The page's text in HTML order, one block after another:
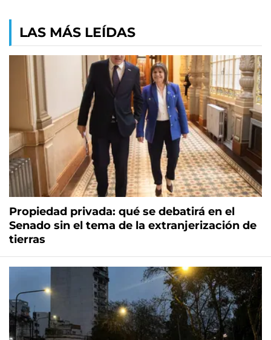
LAS MÁS LEÍDAS
Propiedad privada: qué se debatirá en el
Senado sin el tema de la extranjerización de
tierras